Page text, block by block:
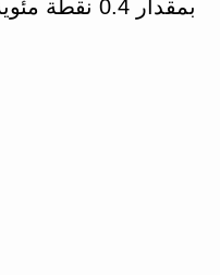
بمقدار 0.4 نقطة مئوية